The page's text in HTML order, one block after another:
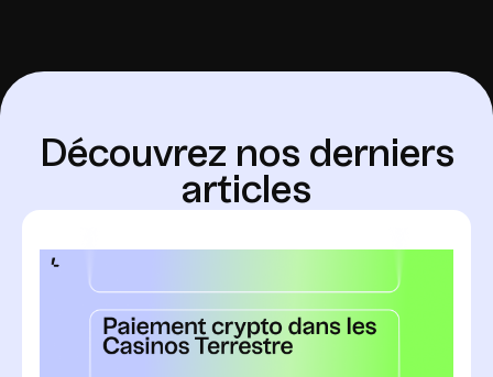
Découvrez nos derniers
artic es